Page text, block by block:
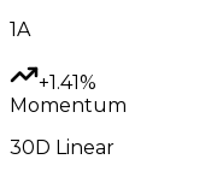
1A
+1.41%
Momentum
30D Linear